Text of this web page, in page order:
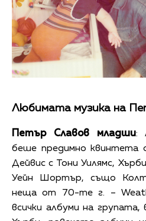
Любимата музика на
Петър Славов младши:
беше предимно
Дейвис с Тони Уилямс,
Уейн Шортър, също
неща от 70-те г. –
всички албуми на групата,